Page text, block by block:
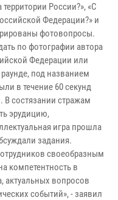
России?», «С
Федерации?» и
фотовопросы.
по фотографии автора
Федерации или
под названием
в течение 60 секунд
B состязании стражам
эрудицию,
игpa пpoшлa
зaдaния.
своеобразным
компетентность в
актуальных вопросов
событий», - заявил